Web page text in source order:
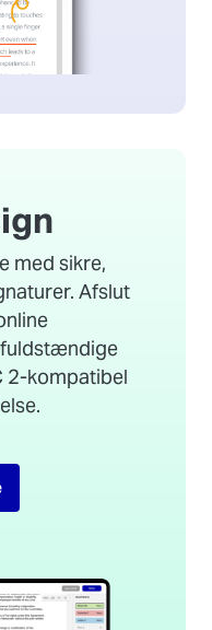
med sikre,
Afslut
2-kompatibel